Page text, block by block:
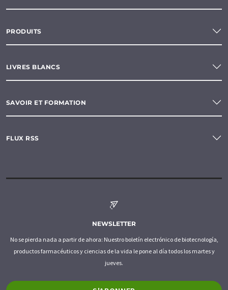
PRODUITS
LIVRES BLANCS
SAVOIR ET FORMATION
FLUX RSS
NEWSLETTER
No se pierda nada a partir de ahora: Nuestro boletín electrónico de biotecnología,
productos farmacéuticos y ciencias de la vida le pone al día todos los martes y
jueves.